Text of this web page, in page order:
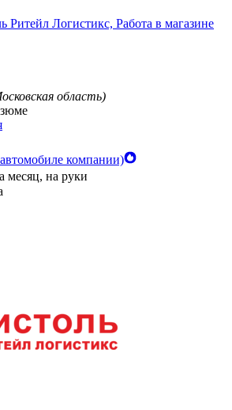
Ритейл Логистикс, Работа в магазине
область)
компании)
месяц, на руки